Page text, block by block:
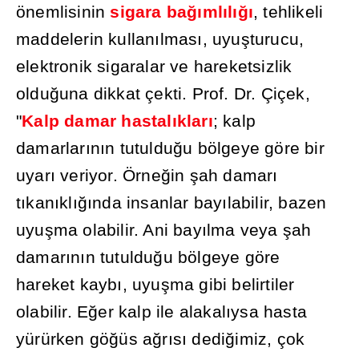
önemlisinin sigara bağımlılığı, tehlikeli
maddelerin kullanılması , uyuşturucu,
elektronik sigaralar ve hareketsizlik
olduğuna dikkat çekti. Prof. Dr. Çiçek,
"Kalp damar hastalıkları; kalp
damarlarının tutulduğu bölgeye göre bir
uyarı veriyor. Örneğin şah damarı
tıkanıklığında insanlar bayılabilir, bazen
uyuşma olabilir. Ani bayılma veya şah
damarının tutulduğu bölgeye göre
hareket kaybı , uyuşma gibi belirtiler
olabilir. Eğer kalp ile alakalıysa hasta
yürürken göğüs ağrısı dediğimiz, çok